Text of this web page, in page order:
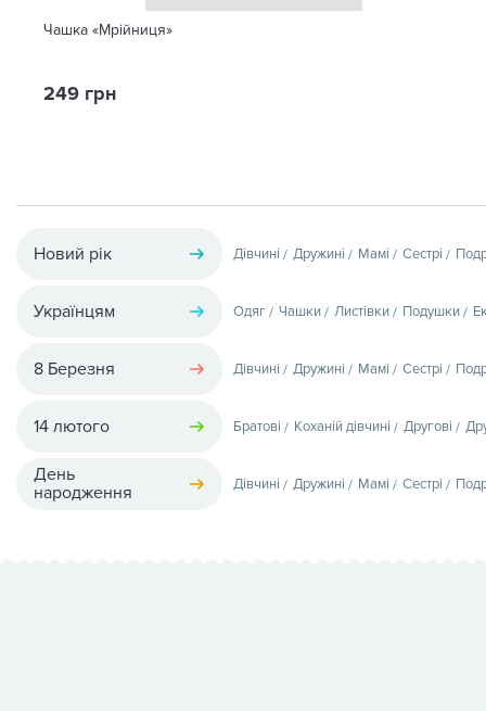
Чашка «Мрійниця»
249 грн
Новий рік Дівчині Дружині Мамі Сестрі
Українцям Одяг Чашки Листівки Подушки
8 Березня Дівчині Дружині Мамі Сестрі
14 лютого Братові Коханій дівчині Другові
День
народження
Дівчині Дружині Мамі Сестрі